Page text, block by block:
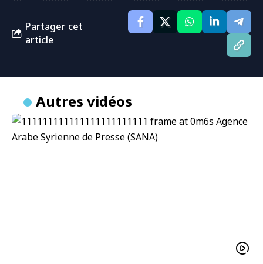
Partager cet
article
Autres vidéos